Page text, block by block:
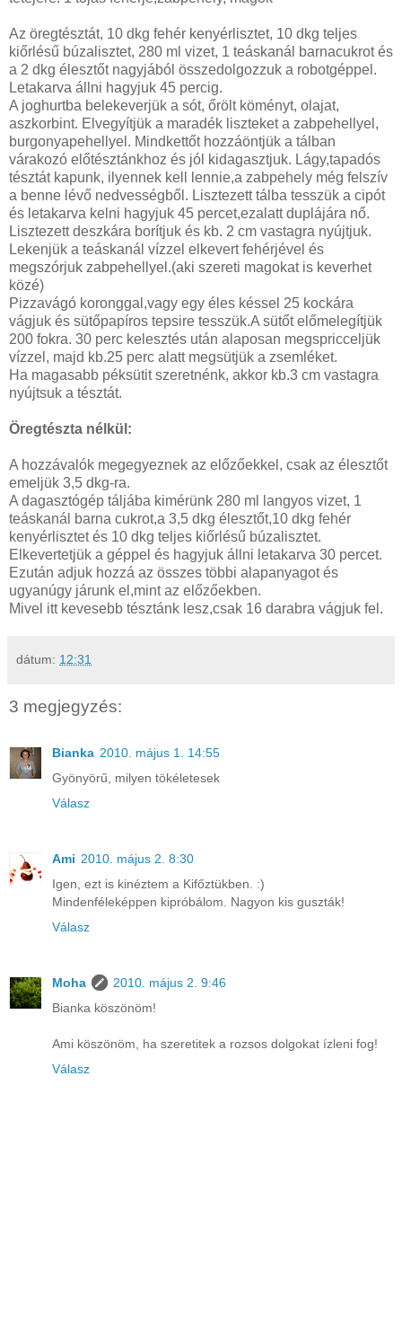
Az öregtésztát, 10 dkg fehér kenyérlisztet, 10 dkg teljes
kiőrlésű búzalisztet, 280 ml vizet, 1 teáskanál barnacukrot és
a 2 dkg élesztőt nagyjából összedolgozzuk a robotgéppel.
Letakarva állni hagyjuk 45 percig.
A joghurtba belekeverjük a sót, őrölt köményt, olajat,
aszkorbint. Elvegyítjük a maradék liszteket a zabpehellyel,
burgonyapehellyel. Mindkettőt hozzáöntjük a tálban
várakozó előtésztánkhoz és jól kidagasztjuk. Lágy,tapadós
tésztát kapunk, ilyennek kell lennie,a zabpehely még felszív
a benne lévő nedvességből. Lisztezett tálba tesszük a cipót
és letakarva kelni hagyjuk 45 percet,ezalatt duplájára nő.
Lisztezett deszkára borítjuk és kb. 2 cm vastagra nyújtjuk.
Lekenjük a teáskanál vízzel elkevert fehérjével és
megszórjuk zabpehellyel.(aki szereti magokat is keverhet
közé)
Pizzavágó koronggal,vagy egy éles késsel 25 kockára
vágjuk és sütőpapíros tepsire tesszük.A sütőt előmelegítjük
200 fokra. 30 perc kelesztés után alaposan megspricceljük
vízzel, majd kb.25 perc alatt megsütjük a zsemléket.
Ha magasabb péksütit szeretnénk, akkor kb.3 cm vastagra
nyújtsuk a tésztát.
Öregtészta nélkül:
A hozzávalók megegyeznek az előzőekkel, csak az élesztőt
emeljük 3,5 dkg-ra.
A dagasztógép táljába kimérünk 280 ml langyos vizet, 1
teáskanál barna cukrot,a 3,5 dkg élesztőt,10 dkg fehér
kenyérlisztet és 10 dkg teljes kiőrlésű búzalisztet.
Elkevertetjük a géppel és hagyjuk állni letakarva 30 percet.
Ezután adjuk hozzá az összes többi alapanyagot és
ugyanúgy járunk el,mint az előzőekben.
Mivel itt kevesebb tésztánk lesz,csak 16 darabra vágjuk fel.
dátum: 12:31
3 megjegyzés:
Bianka 2010. május 1. 14:55
Gyönyörű, milyen tökéletesek
Válasz
Ami 2010. május 2. 8:30
Igen, ezt is kinéztem a Kifőztükben. :)
Mindenféleképpen kipróbálom. Nagyon kis guszták!
Válasz
Moha
2010. május 2. 9:46
Bianka köszönöm!
Ami köszönöm, ha szeretitek a rozsos dolgokat ízleni fog!
Válasz